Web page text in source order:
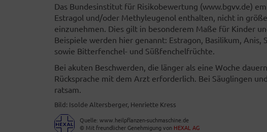
Das Bundesinstitut für Risikobewertung (www.bgvv.de)
Estragol und/oder Methyleugenol enthalten, nicht in
einzunehmen. Dies gilt in besonderem Maße für Kinder
Beispiele werden hier genannt: Estragon, Basilikum, Anis,
sowie Bitterfenchel- und Süßfenchelfrüchte.
Bei akuten Beschwerden, die länger als eine Woche
Rücksprache mit dem Arzt erforderlich. Bei Säuglingen
ratsam.
Bild: Isolde Altersberger, Henriette Kress
Quelle: www.heilpflanzen-suchmaschine.de
© Mit freundlicher Genehmigung von HEXAL AG